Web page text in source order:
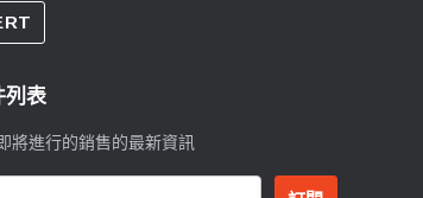
列表
將進行的銷售的最新資訊